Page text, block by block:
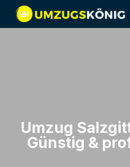
Umzug
Günstig &